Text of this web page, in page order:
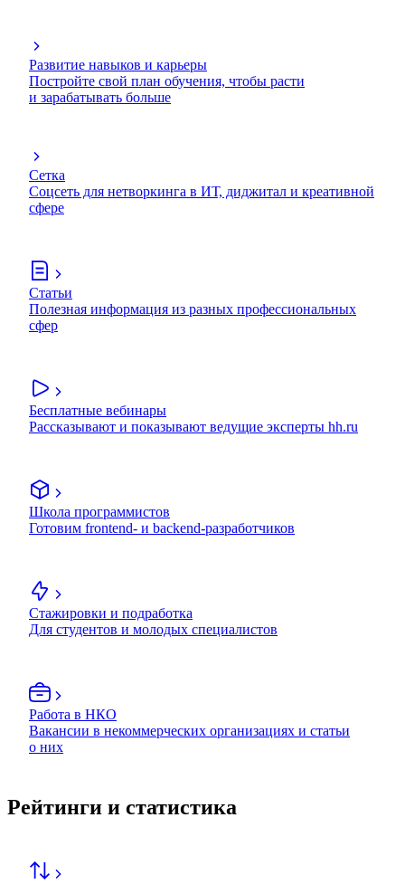
Развитие навыков и карьеры
Постройте свой план обучения, чтобы расти
и зарабатывать больше
Сетка
Соцсеть для нетворкинга в ИТ, диджитал и креативной
сфере
Статьи
Полезная информация из разных профессиональных
сфер
Бесплатные вебинары
Рассказывают и показывают ведущие эксперты hh.ru
Школа программистов
Готовим frontend- и backend-разработчиков
Стажировки и подработка
Для студентов и молодых специалистов
Работа в НКО
Вакансии в некоммерческих организациях и статьи
о них
Рейтинги и статистика